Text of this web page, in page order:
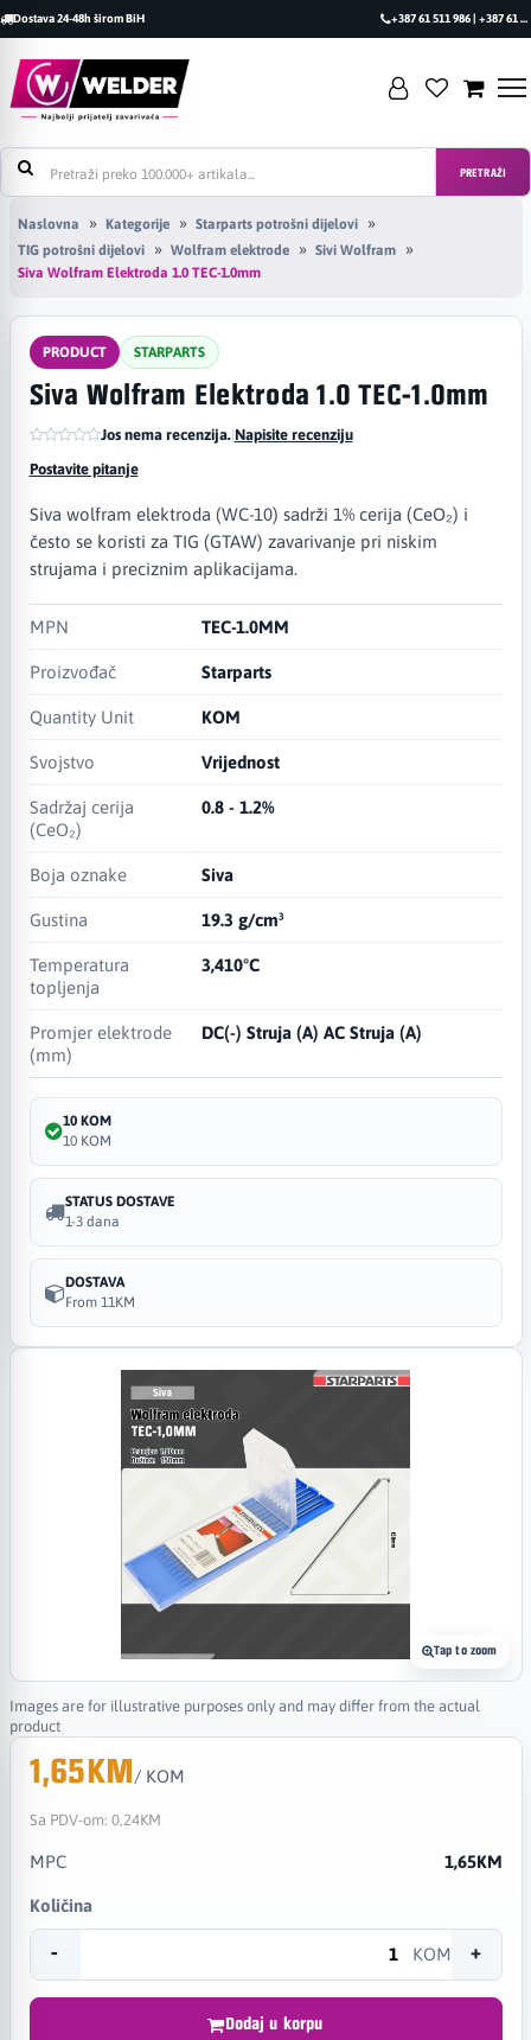
Dostava 24-48h širom BiH +387 61 511 986 | +387 61 493 470
PRETRAŽI
Naslovna Kategorije
Starparts potrošni dijelovi
TIG potrošni dijelovi
Wolfram elektrode
Sivi Wolfram
Siva Wolfram Elektroda 1.0 TEC-1.0mm
Tap to zoom
Images are for illustrative purposes only and may differ from the actual
product
PRODUCT STARPARTS
Siva Wolfram Elektroda 1.0 TEC-1.0mm
Jos nema recenzija.|Napisite recenziju
Postavite pitanje
Siva wolfram elektroda (WC-10) sadrži 1% cerija (CeO₂) i
često se koristi za TIG (GTAW) zavarivanje pri niskim
strujama i preciznim aplikacijama.
MPN TEC-1.0MM
Proizvođač Starparts
Quantity Unit KOM
Svojstvo Vrijednost
Sadržaj cerija
(CeO₂)
0.8 - 1.2%
Boja oznake Siva
Gustina 19.3 g/cm³
Temperatura
topljenja
3,410°C
Promjer elektrode
(mm)
DC(-) Struja (A) AC Struja (A)
10 KOM
10 KOM
STATUS DOSTAVE
1-3 dana
DOSTAVA
From 11KM
1,65KM/ KOM
Sa PDV-om: 0,24KM
MPC 1,65KM
Količina
- KOM +
Dodaj u korpu